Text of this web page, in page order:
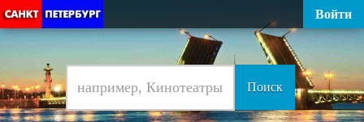
Войти